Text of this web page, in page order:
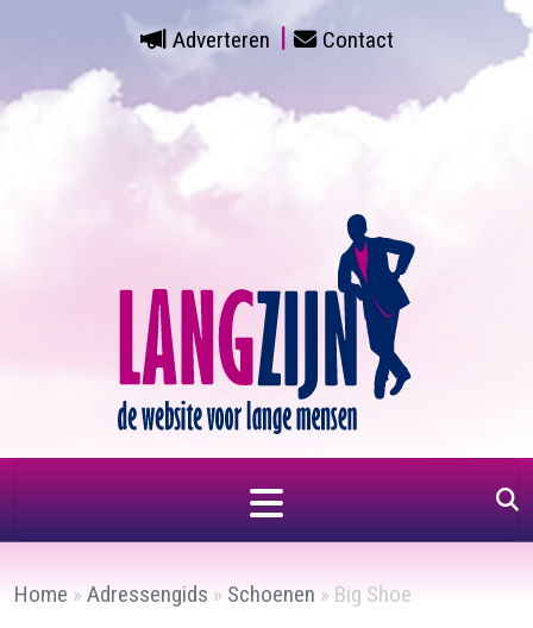
Adverteren Contact
Home » Adressengids » Schoenen » Big Shoe